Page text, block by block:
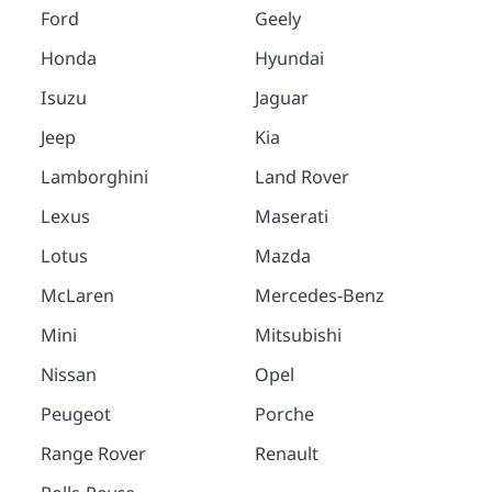
Ford
Honda
Isuzu
Jeep
Lamborghini
Lexus
Lotus
McLaren
Mini
Nissan
Peugeot
Range Rover
Geely
Hyundai
Jaguar
Kia
Land Rover
Maserati
Mazda
Mercedes-Benz
Mitsubishi
Opel
Porche
Renault